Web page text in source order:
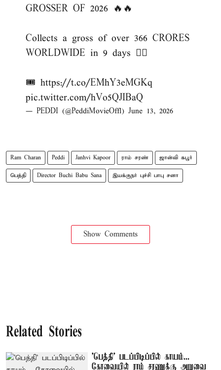
GROSSER OF 2026 🔥🔥
Collects a gross of over 366 CRORES
WORLDWIDE in 9 days ❤‍🔥
🎟️ https://t.co/EMhY3eMGKq
pic.twitter.com/hVo5QJIBaQ
— PEDDI (@PeddiMovieOffl) June 13, 2026
Ram Charan Peddi Janhvi Kapoor ராம் சரண் ஜான்வி கபூர்
பெத்தி Director Buchi Babu Sana இயக்குநர் புச்சி பாபு சனா
Show Comments
Related Stories
'பெத்தி' படப்பிடிப்பில் காயம்...
கோவையில் ராம் சரணுக்கு அறுவை